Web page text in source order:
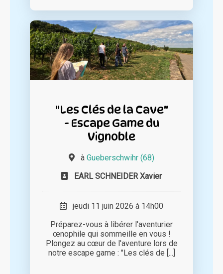
"Les Clés de la Cave"
- Escape Game du
Vignoble
à Gueberschwihr (68)
EARL SCHNEIDER Xavier
jeudi 11 juin 2026 à 14h00
Préparez-vous à libérer l'aventurier
œnophile qui sommeille en vous !
Plongez au cœur de l'aventure lors de
notre escape game : "Les clés de [...]